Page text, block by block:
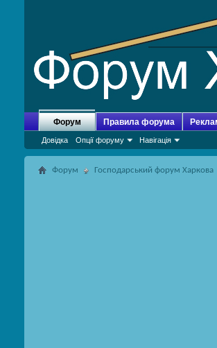
Форум
Довідка Опції форуму Навігація
Правила форума
Форум Господарський форум Харкова